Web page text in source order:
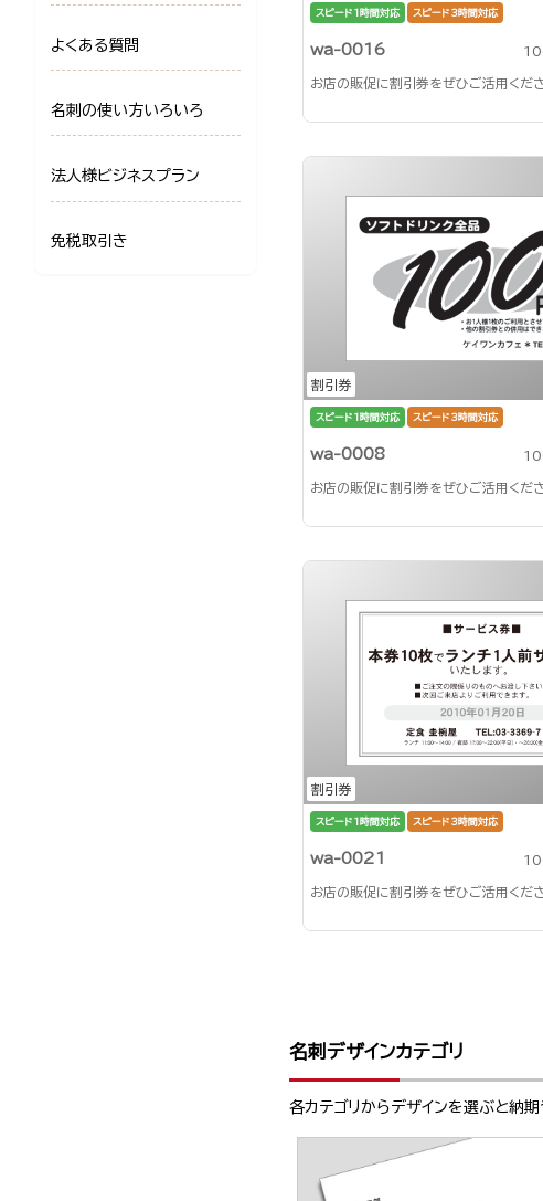
スピード1時間対応 スピード3時間対応
wa-0016
お店の販促に割引券をぜひご活用くだ
割引券
スピード1時間対応 スピード3時間対応
wa-0008
お店の販促に割引券をぜひご活用くだ
割引券
スピード1時間対応 スピード3時間対応
wa-0021
お店の販促に割引券をぜひご活用くだ
名刺デザインカテゴリ
各カテゴリからデザインを選ぶと納
よくある質問
名刺の使い方いろいろ
法人様ビジネスプラン
免税取引き